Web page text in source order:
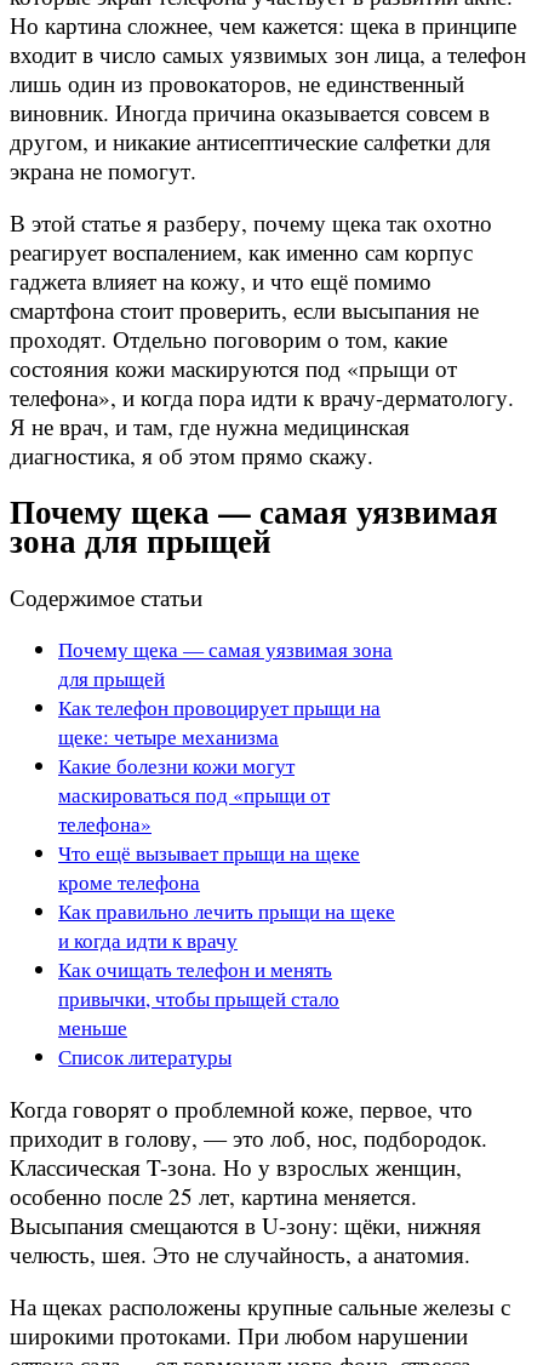
Но картина сложнее, чем кажется: щека в принципе
входит в число самых уязвимых зон лица, а телефон
лишь один из провокаторов, не единственный
виновник. Иногда причина оказывается совсем в
другом, и никакие антисептические салфетки для
экрана не помогут.
В этой статье я разберу, почему щека так охотно
реагирует воспалением, как именно сам корпус
гаджета влияет на кожу, и что ещё помимо
смартфона стоит проверить, если высыпания не
проходят. Отдельно поговорим о том, какие
состояния кожи маскируются под «прыщи от
телефона», и когда пора идти к врачу-дерматологу.
Я не врач, и там, где нужна медицинская
диагностика, я об этом прямо скажу.
Почему щека — самая уязвимая
зона для прыщей
Содержимое статьи
Почему щека — самая уязвимая зона
для прыщей
Как телефон провоцирует прыщи на
щеке: четыре механизма
Какие болезни кожи могут
маскироваться под «прыщи от
телефона»
Что ещё вызывает прыщи на щеке
кроме телефона
Как правильно лечить прыщи на щеке
и когда идти к врачу
Как очищать телефон и менять
привычки, чтобы прыщей стало
меньше
Список литературы
Когда говорят о проблемной коже, первое, что
приходит в голову, — это лоб, нос, подбородок.
Классическая T-зона. Но у взрослых женщин,
особенно после 25 лет, картина меняется.
Высыпания смещаются в U-зону: щёки, нижняя
челюсть, шея. Это не случайность, а анатомия.
На щеках расположены крупные сальные железы с
широкими протоками. При любом нарушении